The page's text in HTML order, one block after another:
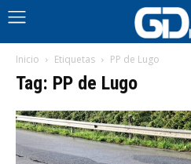
Inicio Etiquetas PP de Lugo
Tag: PP de Lugo